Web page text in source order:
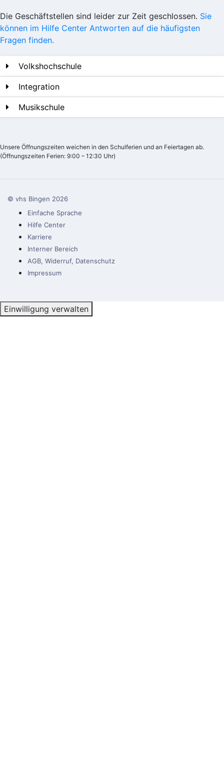
Die Geschäftstellen sind leider zur Zeit geschlossen. Sie
können im Hilfe Center Antworten auf die häufigsten
Fragen finden.
Volkshochschule
Integration
Musikschule
Unsere Öffnungszeiten weichen in den Schulferien und an Feiertagen ab.
(Öffnungszeiten Ferien: 9:00 – 12:30 Uhr)
© vhs Bingen 2026
Einfache Sprache
Hilfe Center
Karriere
Interner Bereich
AGB, Widerruf, Datenschutz
Impressum
Einwilligung verwalten